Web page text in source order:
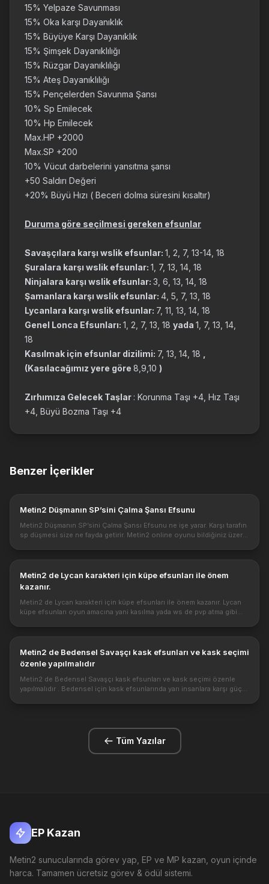
15% Yelpaze Savunması
15% Oka karşı Dayanıklık
15% Büyüye Karşı Dayanıklık
15% Şimşek Dayanıklılığı
15% Rüzgar Dayanıklılığı
15% Ateş Dayanıklılığı
15% Pençelerden Savunma Şansı
10% Sp Emilecek
10% Hp Emilecek
Max.HP +2000
Max.SP +200
10% Vücut darbelerini yansıtma şansı
+50 Saldırı Değeri
+20% Büyü Hızı ( Beceri dolma süresini kısaltır)
Duruma göre seçilmesi gereken efsunlar
Savaşçılara karşı wslik efsunlar: 1, 2, 7, 13-14, 18
Şuralara karşı wslik efsunlar: 1, 7, 13, 14, 18
Ninjalara karşı wslik efsunlar: 3, 6, 13, 14, 18
Şamanlara karşı wslik efsunlar: 4, 5, 7, 13, 18
Lycanlara karşı wslik efsunlar: 7, 11, 13, 14, 18
Genel Lonca Efsunları: 1, 2, 7, 13, 18 yada 1, 7, 13, 14,
18
Kasılmak için efsunlar dizilimi: 7, 13, 14, 18
(Kasılacağımız yere göre 8,9,10 )
Zırhımıza Gelecek Taşlar : Korunma Taşı +4, Hız Taşı
+4, Büyü Bozma Taşı +4
Benzer İçerikler
Metin2 Düşmanın SP’sini Çalma Şansı Efsunu
Metin2 Düşmanın SP’sini Çalma Şansı Efsunu ne işe yarar. Karşı tarafın
sp düşmesi size ne fayda getirir. Metin2 online oyunu bildiğiniz üzere
Metin2 de Lycan karakteri için küpe efsunları ile önem
kazanır.
Metin2 de Lycan karakteri için küpe efsunları ile önem kazanır. Lycan
küpe efsunları oyun amacına yani kasılma yada ws de pvp atma gibi
Metin2 de Bedensel Savaşçı kask efsunları ve kask seçimi
özenle yapılmalıdır
Metin2 de Bedensel Savaşçı kask efsunları ve kask seçimi özenle
yapılmalıdır . Bedensel için kask efsunlarında yarı insanlara karşı güç
Tüm Yazılar
EP Kazan
Metin2 sunucularında görev yap, EP ve MP kazan, oyun içinde
harca. Tamamen ücretsiz görev & ödül sistemi.